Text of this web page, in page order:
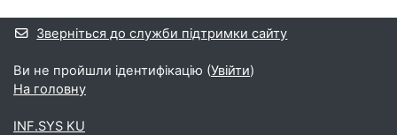
Додаткові блоки
Зверніться до служби підтримки сайту
Ви не пройшли ідентифікацію (Увійти)
На головну
INF.SYS KU